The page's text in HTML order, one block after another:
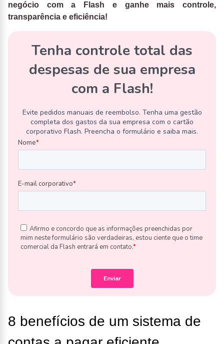
negócio com a Flash e ganhe mais controle,
transparência e eficiência!
8 benefícios de um sistema de